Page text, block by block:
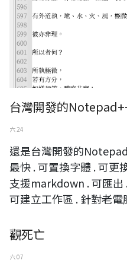
台灣開發的
六 24
還是台灣開發的
最快 . 可置換字體 . 可更
支援markdown . 可匯出
可建立工作區 . 針對老
觀死亡
六 07